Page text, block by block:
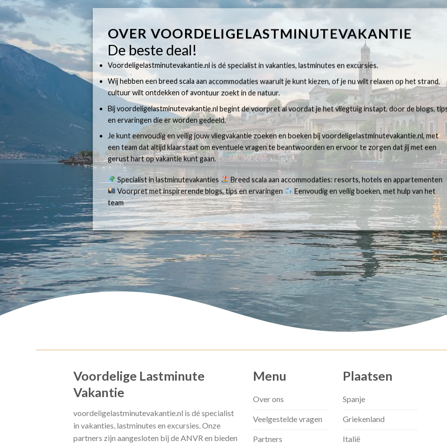
OVER VOORDELIGELASTMINUTEVAKANTIE
De beste deal!
Voordeligelastminutevakantie.nl is dé specialist in vakanties, lastminutes en excursies.
Wij hebben een breed scala aan accommodaties waaruit je kunt kiezen, of je nu wilt relaxen op het strand,
cultuur wilt ontdekken of avontuur zoekt in de natuur.
Bij voordeligelastminutevakantie.nl begint de voorpret al voordat je het vliegtuig instapt, door de blogs,
en ervaringen die er worden gedeeld.
Je kunt eenvoudig en veilig jouw vliegvakantie zoeken en boeken bij voordeligelastminutevakantie.nl, met
een team dat altijd klaarstaat om eventuele vragen te beantwoorden en ervoor te zorgen dat jij met een
gerust hart op vakantie kunt gaan.
Specialist in lastminutevakanties
Breed scala aan accommodaties: resorts, hotels en appartementen
Voorpret met inspirerende blogs, tips en ervaringen
Eenvoudig en veilig boeken, met hulp van het
team
Voordelige Lastminute
Vakantie
voordeligelastminutevakantie.nl is dé specialist
in vakanties, lastminutes en excursies. Onze
partners zijn aangesloten bij de ANVR en bieden
Menu
Over ons
Veelgestelde vragen
Partners
Plaatsen
Spanje
Griekenland
Italië